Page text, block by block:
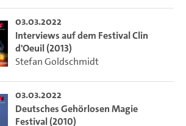
03.03.2022
Interviews auf dem Festival Clin
d'Oeuil (2013)
Stefan Goldschmidt
03.03.2022
Deutsches Gehörlosen Magie
Festival (2010)